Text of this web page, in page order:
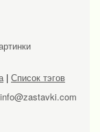
| Список тэгов
info@zastavki.com